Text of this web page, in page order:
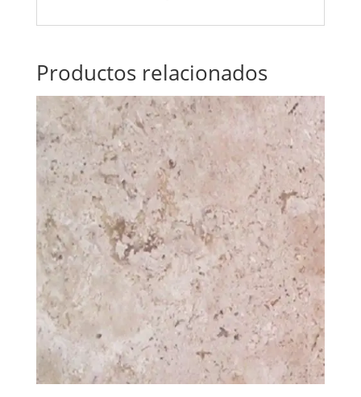
Productos relacionados